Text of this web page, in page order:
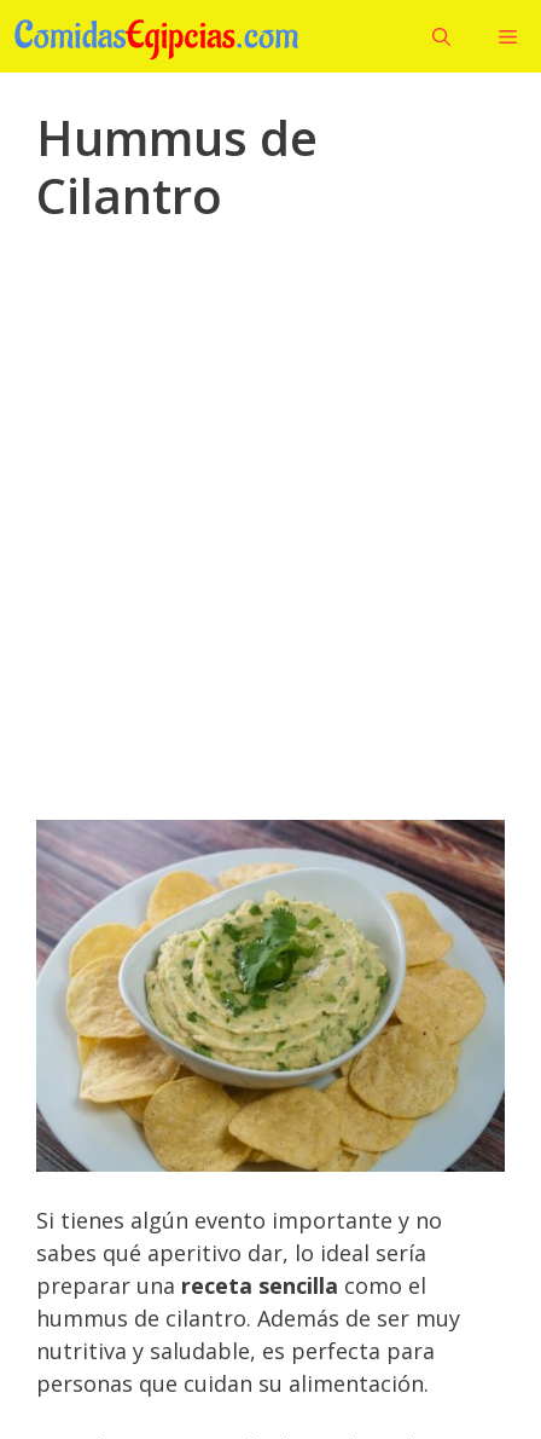
Saltar
al
contenido
Hummus de
Cilantro
Si tienes algún evento importante y no
sabes qué aperitivo dar, lo ideal sería
preparar una receta sencilla como el
hummus de cilantro. Además de ser muy
nutritiva y saludable, es perfecta para
personas que cuidan su alimentación.